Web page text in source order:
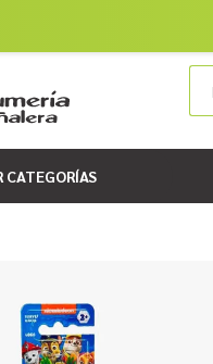
CATEGORÍAS